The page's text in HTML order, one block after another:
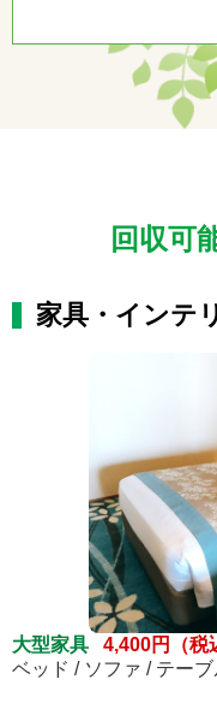
回収可
家具・インテ
大型家具
4,400円（税
ベッド / ソファ / テー